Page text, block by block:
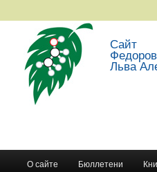
Сайт
Льва
Перейти к основному
Перейти к
О сайте Бюллетени